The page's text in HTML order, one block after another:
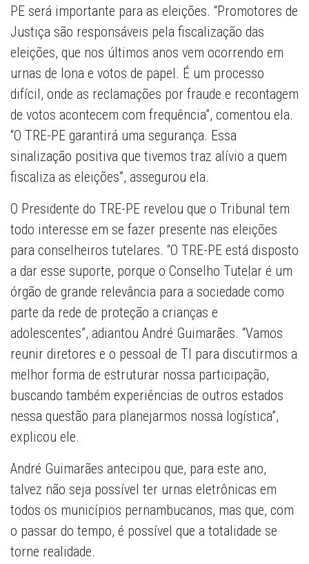
PE será importante para as eleições. “Promotores de
Justiça são responsáveis pela fiscalização das
eleições, que nos últimos anos vem ocorrendo em
urnas de lona e votos de papel. É um processo
difícil, onde as reclamações por fraude e recontagem
de votos acontecem com frequência”, comentou ela.
“O TRE-PE garantirá uma segurança. Essa
sinalização positiva que tivemos traz alívio a quem
fiscaliza as eleições”, assegurou ela.
O Presidente do TRE-PE revelou que o Tribunal tem
todo interesse em se fazer presente nas eleições
para conselheiros tutelares. “O TRE-PE está disposto
a dar esse suporte, porque o Conselho Tutelar é um
órgão de grande relevância para a sociedade como
parte da rede de proteção a crianças e
adolescentes”, adiantou André Guimarães. “Vamos
reunir diretores e o pessoal de TI para discutirmos a
melhor forma de estruturar nossa participação,
buscando também experiências de outros estados
nessa questão para planejarmos nossa logística”,
explicou ele.
André Guimarães antecipou que, para este ano,
talvez não seja possível ter urnas eletrônicas em
todos os municípios pernambucanos, mas que, com
o passar do tempo, é possível que a totalidade se
torne realidade.